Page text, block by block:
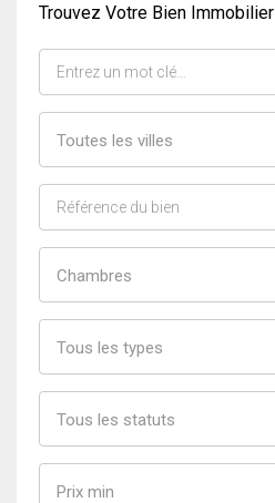
Trouvez Votre Bien Immobilier
Toutes les villes
Chambres
Tous les types
Tous les statuts
Prix min